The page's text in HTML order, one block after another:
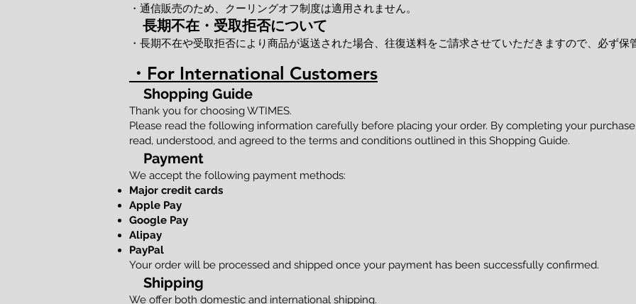
・通信販売のため、クーリングオフ制度は適用されません。
長期不在・受取拒否について
・長期不在や受取拒否により商品が返送された場合、往復送料をご請求させていただきますので、必ず保
・For International Customers
Shopping Guide
Thank you for choosing WTIMES.
Please read the following information carefully before placing your order. By completing your
read, understood, and agreed to the terms and conditions outlined in this Shopping Guide.
Payment
We accept the following payment methods:
Major credit cards
Apple Pay
Google Pay
Alipay
PayPal
Your order will be processed and shipped once your payment has been successfully confirmed.
Shipping
We offer both domestic and international shipping.